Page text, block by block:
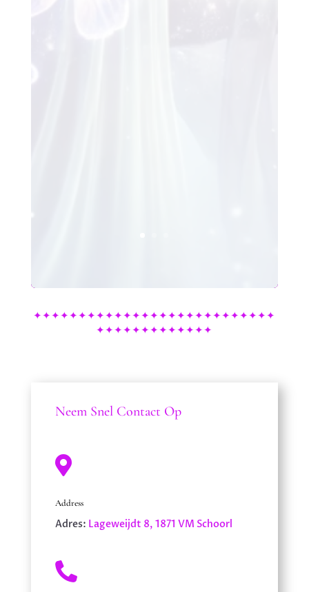
✦✦✦✦✦✦✦✦✦✦✦✦✦✦✦✦✦✦✦✦✦✦✦✦✦✦✦
✦✦✦✦✦✦✦✦✦✦✦✦✦
Neem Snel Contact Op

Address
Adres: Lageweijdt 8, 1871 VM Schoorl
